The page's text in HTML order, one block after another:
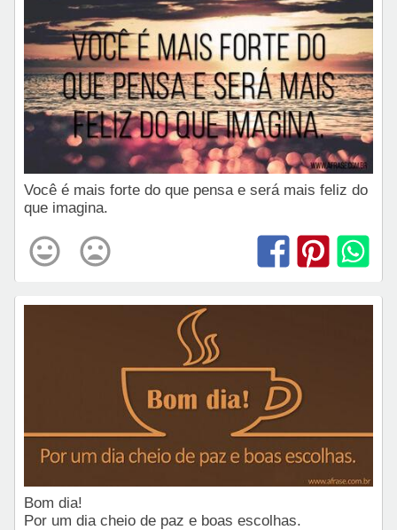
Você é mais forte do que pensa e será mais feliz do
que imagina.
Bom dia!
Por um dia cheio de paz e boas escolhas.